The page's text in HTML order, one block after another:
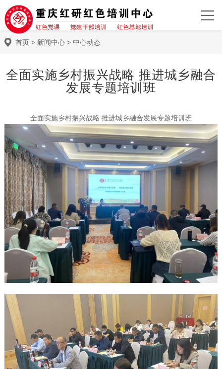
首页> 新闻中心> 中心动态
全面实施乡村振兴战略 推进城乡融合
发展专题培训班
全面实施乡村振兴战略 推进城乡融合发展专题培训班